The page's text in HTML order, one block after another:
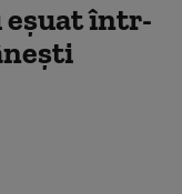
eșuat într-